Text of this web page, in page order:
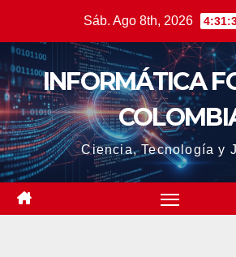
contenido
Sáb. Ago 8th, 2026
INFORMÁTICA
Ciencia, Tecnología y